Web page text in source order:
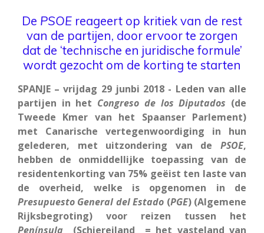
De PSOE reageert op kritiek van de rest
van de partijen, door ervoor te zorgen
dat de ‘technische en juridische formule’
wordt gezocht om de korting te starten
SPANJE – vrijdag 29 junbi 2018 - Leden van alle
partijen in het Congreso de los Diputados (de
Tweede Kmer van het Spaanser Parlement)
met Canarische vertegenwoordiging in hun
gelederen, met uitzondering van de PSOE,
hebben de onmiddellijke toepassing van de
residentenkorting van 75% geëist ten laste van
de overheid, welke is opgenomen in de
Presupuesto General del Estado (PGE) (Algemene
Rijksbegroting) voor reizen tussen het
Península (Schiereiland = het vasteland van